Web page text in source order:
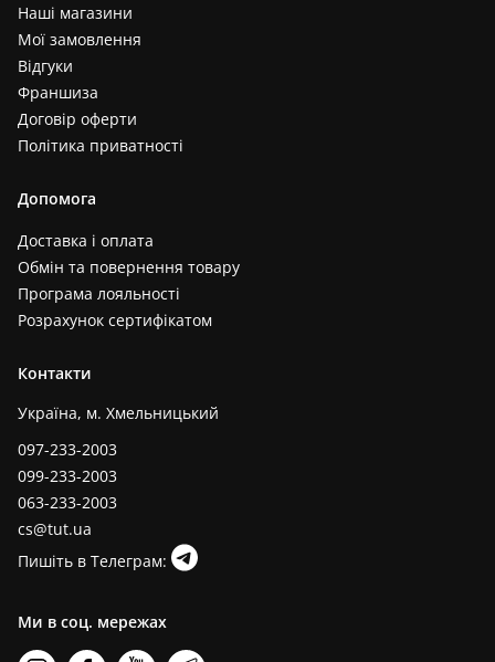
Наші магазини
Мої замовлення
Відгуки
Франшиза
Договір оферти
Політика приватності
Допомога
Доставка і оплата
Обмін та повернення товару
Програма лояльності
Розрахунок сертифікатом
Контакти
Україна, м. Хмельницький
097-233-2003
099-233-2003
063-233-2003
cs@tut.ua
Пишіть в Телеграм:
Ми в соц. мережах